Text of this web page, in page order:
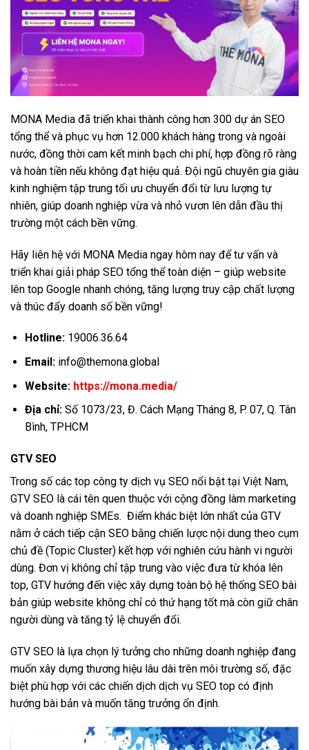
MONA Media đã triển khai thành công hơn 300 dự án SEO
tổng thể và phục vụ hơn 12.000 khách hàng trong và ngoài
nước, đồng thời cam kết minh bạch chi phí, hợp đồng rõ ràng
và hoàn tiền nếu không đạt hiệu quả. Đội ngũ chuyên gia giàu
kinh nghiệm tập trung tối ưu chuyển đổi từ lưu lượng tự
nhiên, giúp doanh nghiệp vừa và nhỏ vươn lên dẫn đầu thị
trường một cách bền vững.
Hãy liên hệ với MONA Media ngay hôm nay để tư vấn và
triển khai giải pháp SEO tổng thể toàn diện – giúp website
lên top Google nhanh chóng, tăng lượng truy cập chất lượng
và thúc đẩy doanh số bền vững!
Hotline:19006.36.64
Email: info@themona.global
Website: https://mona.media/
Địa chỉ:Số 1073/23, Đ. Cách Mạng Tháng 8, P. 07, Q. Tân
Bình, TPHCM
GTV SEO
Trong số các top công ty dịch vụ SEO nổi bật tại Việt Nam,
GTV SEO là cái tên quen thuộc với cộng đồng làm marketing
và doanh nghiệp SMEs. Điểm khác biệt lớn nhất của GTV
nằm ở cách tiếp cận SEO bằng chiến lược nội dung theo cụm
chủ đề (Topic Cluster) kết hợp với nghiên cứu hành vi người
dùng. Đơn vị không chỉ tập trung vào việc đưa từ khóa lên
top, GTV hướng đến việc xây dựng toàn bộ hệ thống SEO bài
bản giúp website không chỉ có thứ hạng tốt mà còn giữ chân
người dùng và tăng tỷ lệ chuyển đổi.
GTV SEO là lựa chọn lý tưởng cho những doanh nghiệp đang
muốn xây dựng thương hiệu lâu dài trên môi trường số, đặc
biệt phù hợp với các chiến dịch dịch vụ SEO top có định
hướng bài bản và muốn tăng trưởng ổn định.